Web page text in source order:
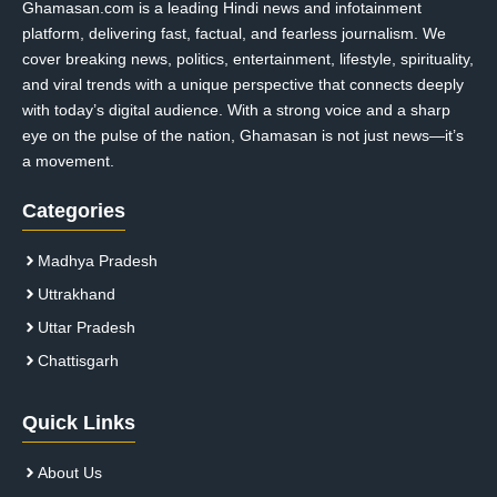
Ghamasan.com is a leading Hindi news and infotainment
platform, delivering fast, factual, and fearless journalism. We
cover breaking news, politics, entertainment, lifestyle, spirituality,
and viral trends with a unique perspective that connects deeply
with today’s digital audience. With a strong voice and a sharp
eye on the pulse of the nation, Ghamasan is not just news—it’s
a movement.
Categories
Madhya Pradesh
Uttrakhand
Uttar Pradesh
Chattisgarh
Quick Links
About Us